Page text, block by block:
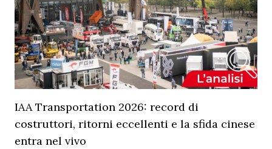
IAA Transportation 2026: record di
costruttori, ritorni eccellenti e la sfida cinese
entra nel vivo